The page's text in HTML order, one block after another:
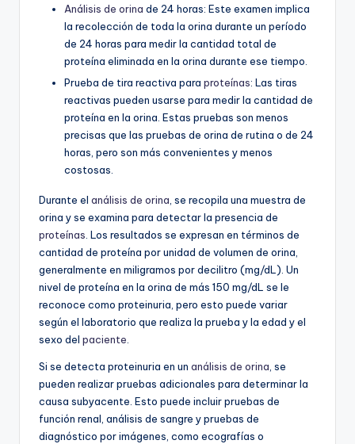
Análisis de orina de 24 horas: Este examen implica
la recolección de toda la orina durante un período
de 24 horas para medir la cantidad total de
proteína eliminada en la orina durante ese tiempo.
Prueba de tira reactiva para proteínas: Las tiras
reactivas pueden usarse para medir la cantidad de
proteína en la orina. Estas pruebas son menos
precisas que las pruebas de orina de rutina o de 24
horas, pero son más convenientes y menos
costosas.
Durante el análisis de orina , se recopila una muestra de
orina y se examina para detectar la presencia de
proteínas . Los resultados se expresan en términos de
cantidad de proteína por unidad de volumen de orina,
generalmente en miligramos por decilitro (mg/dL). Un
nivel de proteína en la orina de más 150 mg/dL se le
reconoce como proteinuria, pero esto puede variar
según el laboratorio que realiza la prueba y la edad y el
sexo del paciente
Si se detecta proteinuria en un análisis de orina , se
pueden realizar pruebas adicionales para determinar la
causa subyacente. Esto puede incluir pruebas de
función renal, análisis de sangre y pruebas de
diagnóstico por imágenes, como ecografías o